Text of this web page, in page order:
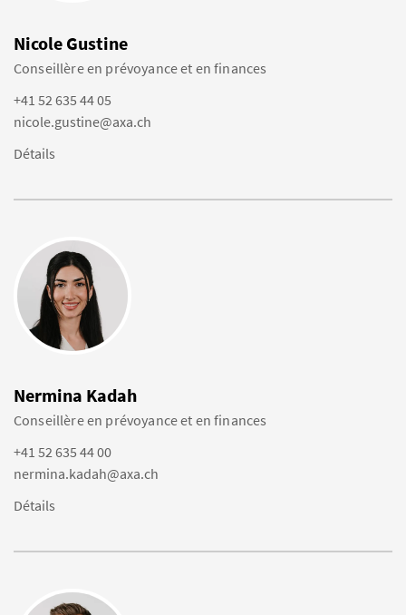
Nicole Gustine
Conseillère en prévoyance et en finances
+41 52 635 44 05
nicole.gustine@axa.ch
Détails
Nermina Kadah
Conseillère en prévoyance et en finances
+41 52 635 44 00
nermina.kadah@axa.ch
Détails